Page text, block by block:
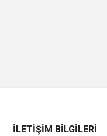
İLETIŞIM BILGILERI